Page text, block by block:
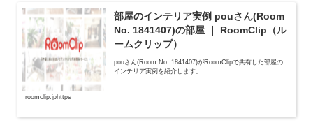
部屋のインテリア実例 pouさん(Room
No. 1841407)の部屋 ｜ RoomClip（ル
ームクリップ）
pouさん(Room No. 1841407)がRoomClipで共有した部屋の
インテリア実例を紹介します。
roomclip.jphttps